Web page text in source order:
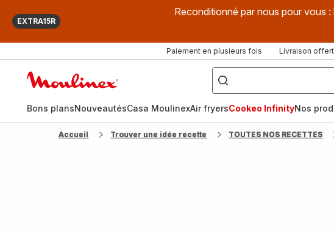
EXTRA15R
Reconditionné par nous pour vous
Paiement en plusieurs fois Livraison
["Que
recherchez-
vous
?",
fryer",
"Companion"]
Bons plansNouveautésCasa MoulinexAir fryersCookeo InfinityNos
Accueil Trouver une idée recette TOUTES NOS RECETTES